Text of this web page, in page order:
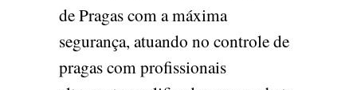
de Pragas com a máxima
segurança, atuando no controle de
pragas com profissionais